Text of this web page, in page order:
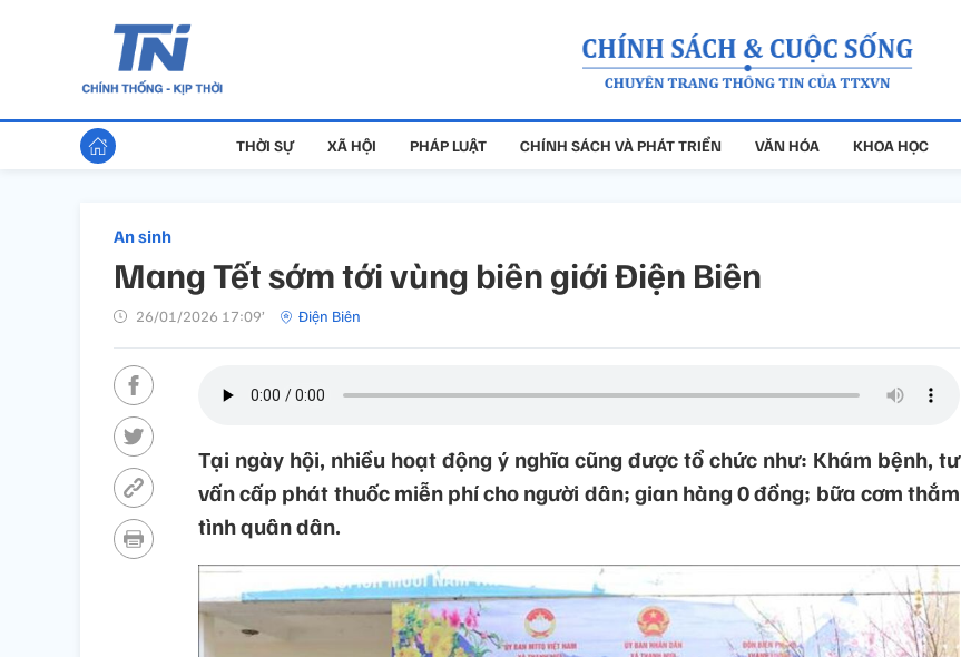
THỜI SỰ XÃ HỘI PHÁP LUẬT CHÍNH SÁCH VÀ PHÁT TRIỂN VĂN HÓA KHOA HỌC
An sinh
Mang Tết sớm tới vùng biên giới Điện Biên
26/01/2026 17:09’ Điện Biên
Tại ngày hội, nhiều hoạt động ý nghĩa cũng được tổ chức như: Khám bệnh, tư
vấn cấp phát thuốc miễn phí cho người dân; gian hàng 0 đồng; bữa cơm thắm
tình quân dân.